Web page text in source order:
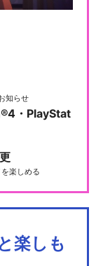
知らせ
・PlayStat
楽しめる
楽しも